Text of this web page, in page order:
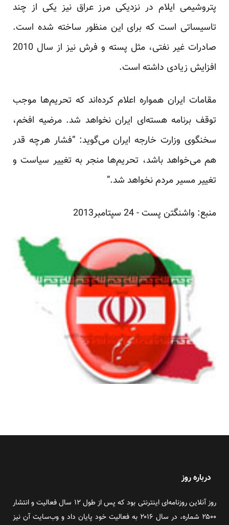
پتروشیمی ایلام در نزدیکی مرز عراق نیز یکی از چند
تاسیساتی است که برای این منظور ساخته شده است.
صادرات غیر نفتی، مثل پسته و فرش نیز از سال 2010
افزایش زیادی داشته است.
مقامات ایران همواره اعلام کرده‌اند که تحریم‌ها موجب
توقف برنامه هسته‌ای ایران نخواهد شد. مرضیه افخم،
سخنگوی وزارت خارجه ایران می‌گوید: “فشار هرچه قدر
هم می‌خواهد باشد، تحریم‌ها منجر به تغییر سیاست و
تغییر مسیر مردم نخواهد شد.”
منبع: واشنگتن پست - 24 سپتامبر2013
درباره روز
روز آنلاین روزنامه‌ای اینترنتی بود که پس از طول ۱۲ سال فعالیت و انتشار
۲۵۰۰ شماره، در سال ۲۰۱۶ به فعالیت خود پایان داد و وب‌سایت آن نیز